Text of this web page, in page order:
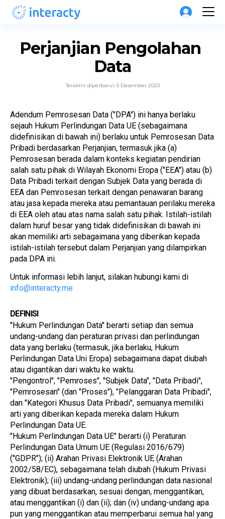
Perjanjian Pengolahan
Data
Terakhir diperbarui: 5 Desember 2023
Adendum Pemrosesan Data ("DPA") ini hanya berlaku
sejauh Hukum Perlindungan Data UE (sebagaimana
didefinisikan di bawah ini) berlaku untuk Pemrosesan Data
Pribadi berdasarkan Perjanjian, termasuk jika (a)
Pemrosesan berada dalam konteks kegiatan pendirian
salah satu pihak di Wilayah Ekonomi Eropa ("EEA") atau (b)
Data Pribadi terkait dengan Subjek Data yang berada di
EEA dan Pemrosesan terkait dengan penawaran barang
atau jasa kepada mereka atau pemantauan perilaku mereka
di EEA oleh atau atas nama salah satu pihak. Istilah-istilah
dalam huruf besar yang tidak didefinisikan di bawah ini
akan memiliki arti sebagaimana yang diberikan kepada
istilah-istilah tersebut dalam Perjanjian yang dilampirkan
pada DPA ini.
info@interacty.me
DEFINISI
"Hukum Perlindungan Data" berarti setiap dan semua
undang-undang dan peraturan privasi dan perlindungan
data yang berlaku (termasuk, jika berlaku, Hukum
Perlindungan Data Uni Eropa) sebagaimana dapat diubah
atau digantikan dari waktu ke waktu.
"Pengontrol", "Pemroses", "Subjek Data", "Data Pribadi",
"Pemrosesan" (dan "Proses"), "Pelanggaran Data Pribadi",
dan "Kategori Khusus Data Pribadi", semuanya memiliki
arti yang diberikan kepada mereka dalam Hukum
Perlindungan Data UE.
"Hukum Perlindungan Data UE" berarti (i) Peraturan
Perlindungan Data Umum UE (Regulasi 2016/679)
("GDPR"); (ii) Arahan Privasi Elektronik UE (Arahan
2002/58/EC), sebagaimana telah diubah (Hukum Privasi
Elektronik); (iii) undang-undang perlindungan data nasional
yang dibuat berdasarkan, sesuai dengan, menggantikan,
atau menggantikan (i) dan (ii); dan (iv) undang-undang apa
pun yang menggantikan atau memperbarui semua hal yang